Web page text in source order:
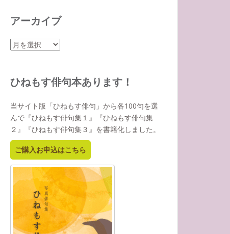
アーカイブ
ア
イ
ひねもす俳句本あります！
当サイト版「ひねもす俳句」から各100句を選
んで『ひねもす俳句集１』『ひねもす俳句集
２』『ひねもす俳句集３』を書籍化しました。
ご購入お申込はこちら